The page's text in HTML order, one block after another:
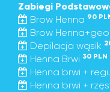
Zabiegi
Brow Henna 90
Brow
Depilacja wąsik
Henna Brwi 30 PLN
Henna brwi +
Henna brwi +